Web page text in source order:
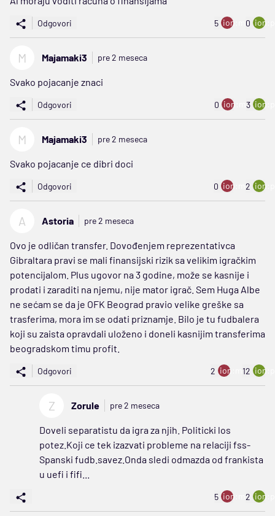
Odgovori 5 ion:minus
0
M Majamaki3 pre 2 meseca
Svako pojacanje znaci
Odgovori 0 ion:minus
3
M Majamaki3 pre 2 meseca
Svako pojacanje ce dibri doci
Odgovori 0 ion:minus
2
A Astoria pre 2 meseca
Ovo je odličan transfer. Dovođenjem reprezentativca
Gibraltara pravi se mali finansijski rizik sa velikim igračkim
potencijalom. Plus ugovor na 3 godine, može se kasnije i
prodati i zaraditi na njemu, nije mator igrač. Sem Huga Albe
ne sećam se da je OFK Beograd pravio velike greške sa
trasferima, mora im se odati priznamje. Bilo je tu fudbalera
koji su zaista opravdali uloženo i doneli kasnijim transferima
beogradskom timu profit.
Odgovori 2 ion:minus
12
Z Zorule pre 2 meseca
Doveli separatistu da igra za njih. Politicki los
potez.Koji ce tek izazvati probleme na relaciji fss-
Spanski fudb.savez.Onda sledi odmazda od frankista
u uefi i fifi...
5 ion:minus
2